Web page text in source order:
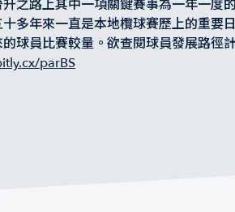
之路上其中一項關鍵賽事為一年一度
多年來一直是本地欖球賽歷上的重要
球員比賽較量。欲查閱球員發展路徑
parBS